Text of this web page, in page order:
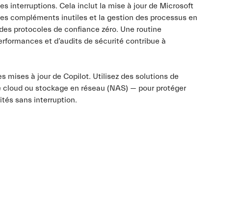
interruptions. Cela inclut la mise à jour de Microsoft
compléments inutiles et la gestion des processus en
protocoles de confiance zéro. Une routine
et d’audits de sécurité contribue à
mises à jour de Copilot. Utilisez des solutions de
ou stockage en réseau (NAS) — pour protéger
sans interruption.